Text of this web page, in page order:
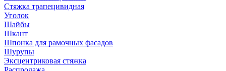
Стяжка трапецивидная
Уголок
Шайбы
Шкант
Шпонка для рамочных фасадов
Шурупы
Эксцентриковая стяжка